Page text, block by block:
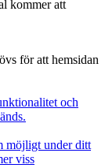
kommer att
för att hemsidan
och
möjligt under ditt
viss